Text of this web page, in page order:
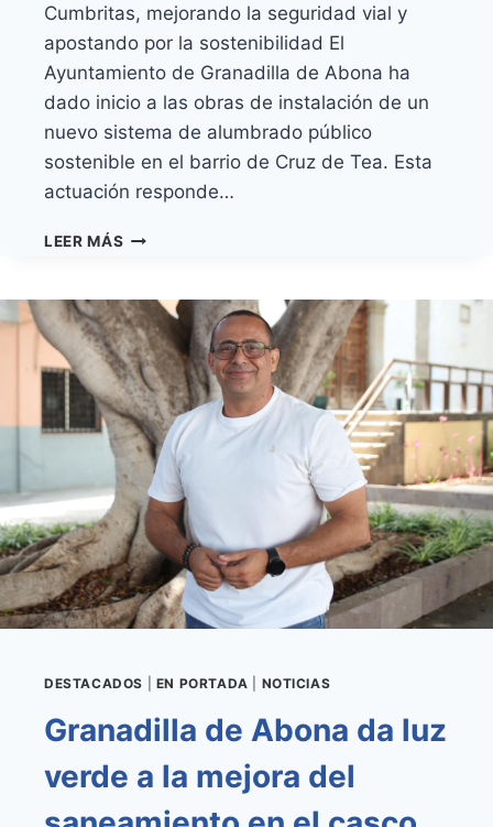
Cumbritas, mejorando la seguridad vial y
apostando por la sostenibilidad El
Ayuntamiento de Granadilla de Abona ha
dado inicio a las obras de instalación de un
nuevo sistema de alumbrado público
sostenible en el barrio de Cruz de Tea. Esta
actuación responde…
LEER MÁS GRANADILLA
INICIA
LA
INSTALACIÓN
DE
UN
NUEVO
SISTEMA
DE
ALUMBRADO
PÚBLICO
SOSTENIBLE
EN
CRUZ
DE
TEA
DESTACADOS EN PORTADA NOTICIAS
Granadilla de Abona da luz
verde a la mejora del